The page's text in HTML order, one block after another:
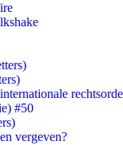
rechtsorde
#50
vergeven?